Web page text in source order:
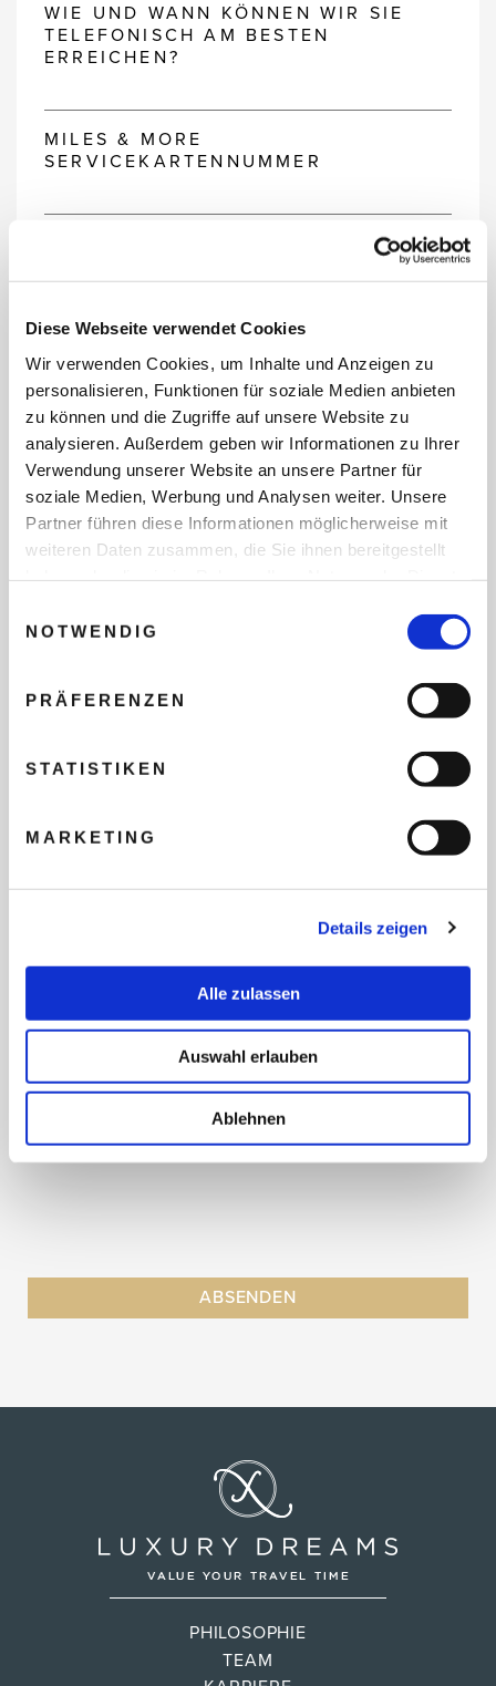
Diese Webseite verwendet Cookies
Wir verwenden Cookies, um Inhalte und Anzeigen zu
personalisieren, Funktionen für soziale Medien anbieten
zu können und die Zugriffe auf unsere Website zu
analysieren. Außerdem geben wir Informationen zu Ihrer
Verwendung unserer Website an unsere Partner für
soziale Medien, Werbung und Analysen weiter. Unsere
Partner führen diese Informationen möglicherweise mit
weiteren Daten zusammen, die Sie ihnen bereitgestellt
NOTWENDIG
PRÄFERENZEN
STATISTIKEN
MARKETING
Details zeigen
Alle zulassen
Auswahl erlauben
Ablehnen
WIE UND WANN KÖNNEN WIR SIE
TELEFONISCH AM BESTEN
ERREICHEN?
MILES & MORE
SERVICEKARTENNUMMER
REISEZEITRAUM
ANZAHL ERWACHSENE
TEILNEHMER
FLUG GEWÜNSCHT
PRÄFERIERTER ABFLUGHAFEN
FRAGEN UND WÜNSCHE
PHILOSOPHIE
TEAM